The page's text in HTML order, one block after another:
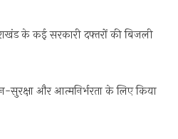
के कई सरकारी दफ्तरों की बिजली
सुरक्षा और आत्मनिर्भरता के लिए किया